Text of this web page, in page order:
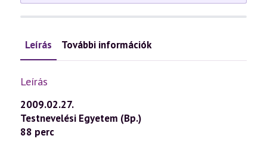
Leírás További információk
Leírás
2009.02.27.
Testnevelési Egyetem (Bp.)
88 perc